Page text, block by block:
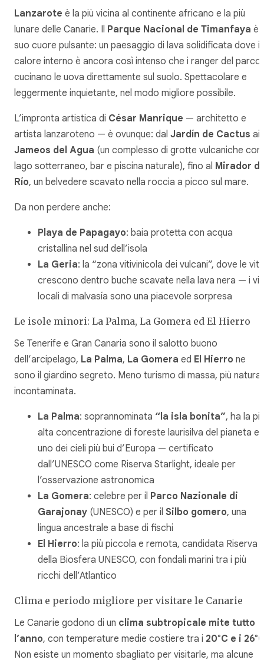
Lanzarote è la più vicina al continente africano e la più
lunare delle Canarie. Il Parque Nacional de Timanfaya è il
suo cuore pulsante: un paesaggio di lava solidificata dove il
calore interno è ancora così intenso che i ranger del parco
cucinano le uova direttamente sul suolo. Spettacolare e
leggermente inquietante, nel modo migliore possibile.
L’impronta artistica di César Manrique — architetto e
artista lanzaroteno — è ovunque: dal Jardín de Cactus ai
Jameos del Agua (un complesso di grotte vulcaniche con
lago sotterraneo, bar e piscina naturale), fino al Mirador
Río, un belvedere scavato nella roccia a picco sul mare.
Da non perdere anche:
Playa de Papagayo: baia protetta con acqua
cristallina nel sud dell’isola
La Geria: la “zona vitivinicola dei vulcani”, dove le viti
crescono dentro buche scavate nella lava nera — i
locali di malvasía sono una piacevole sorpresa
Le isole minori: La Palma, La Gomera ed El Hierro
Se Tenerife e Gran Canaria sono il salotto buono
dell’arcipelago, La Palma, La Gomera ed El Hierro ne
sono il giardino segreto. Meno turismo di massa, più natura
incontaminata.
La Palma: soprannominata “la isla bonita”, ha la più
alta concentrazione di foreste laurisilva del pianeta e
uno dei cieli più bui d’Europa — certificato
dall’UNESCO come Riserva Starlight, ideale per
l’osservazione astronomica
La Gomera: celebre per il Parco Nazionale di
Garajonay (UNESCO) e per il Silbo gomero, una
lingua ancestrale a base di fischi
El Hierro: la più piccola e remota, candidata Riserva
della Biosfera UNESCO, con fondali marini tra i più
ricchi dell’Atlantico
Clima e periodo migliore per visitare le Canarie
Le Canarie godono di un clima subtropicale mite tutto
l’anno, con temperature medie costiere tra i 20°C e i
Non esiste un momento sbagliato per visitarle, ma alcune